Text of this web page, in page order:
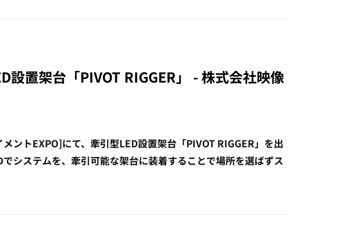
設置架台「PIVOT RIGGER」 - 株式会社映像
ントEXPO]にて、牽引型LED設置架台「PIVOT RIGGER」を出
システムを、牽引可能な架台に装着することで場所を選ばずス